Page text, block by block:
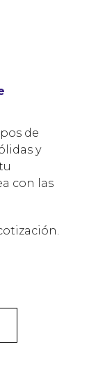
de
y
con las